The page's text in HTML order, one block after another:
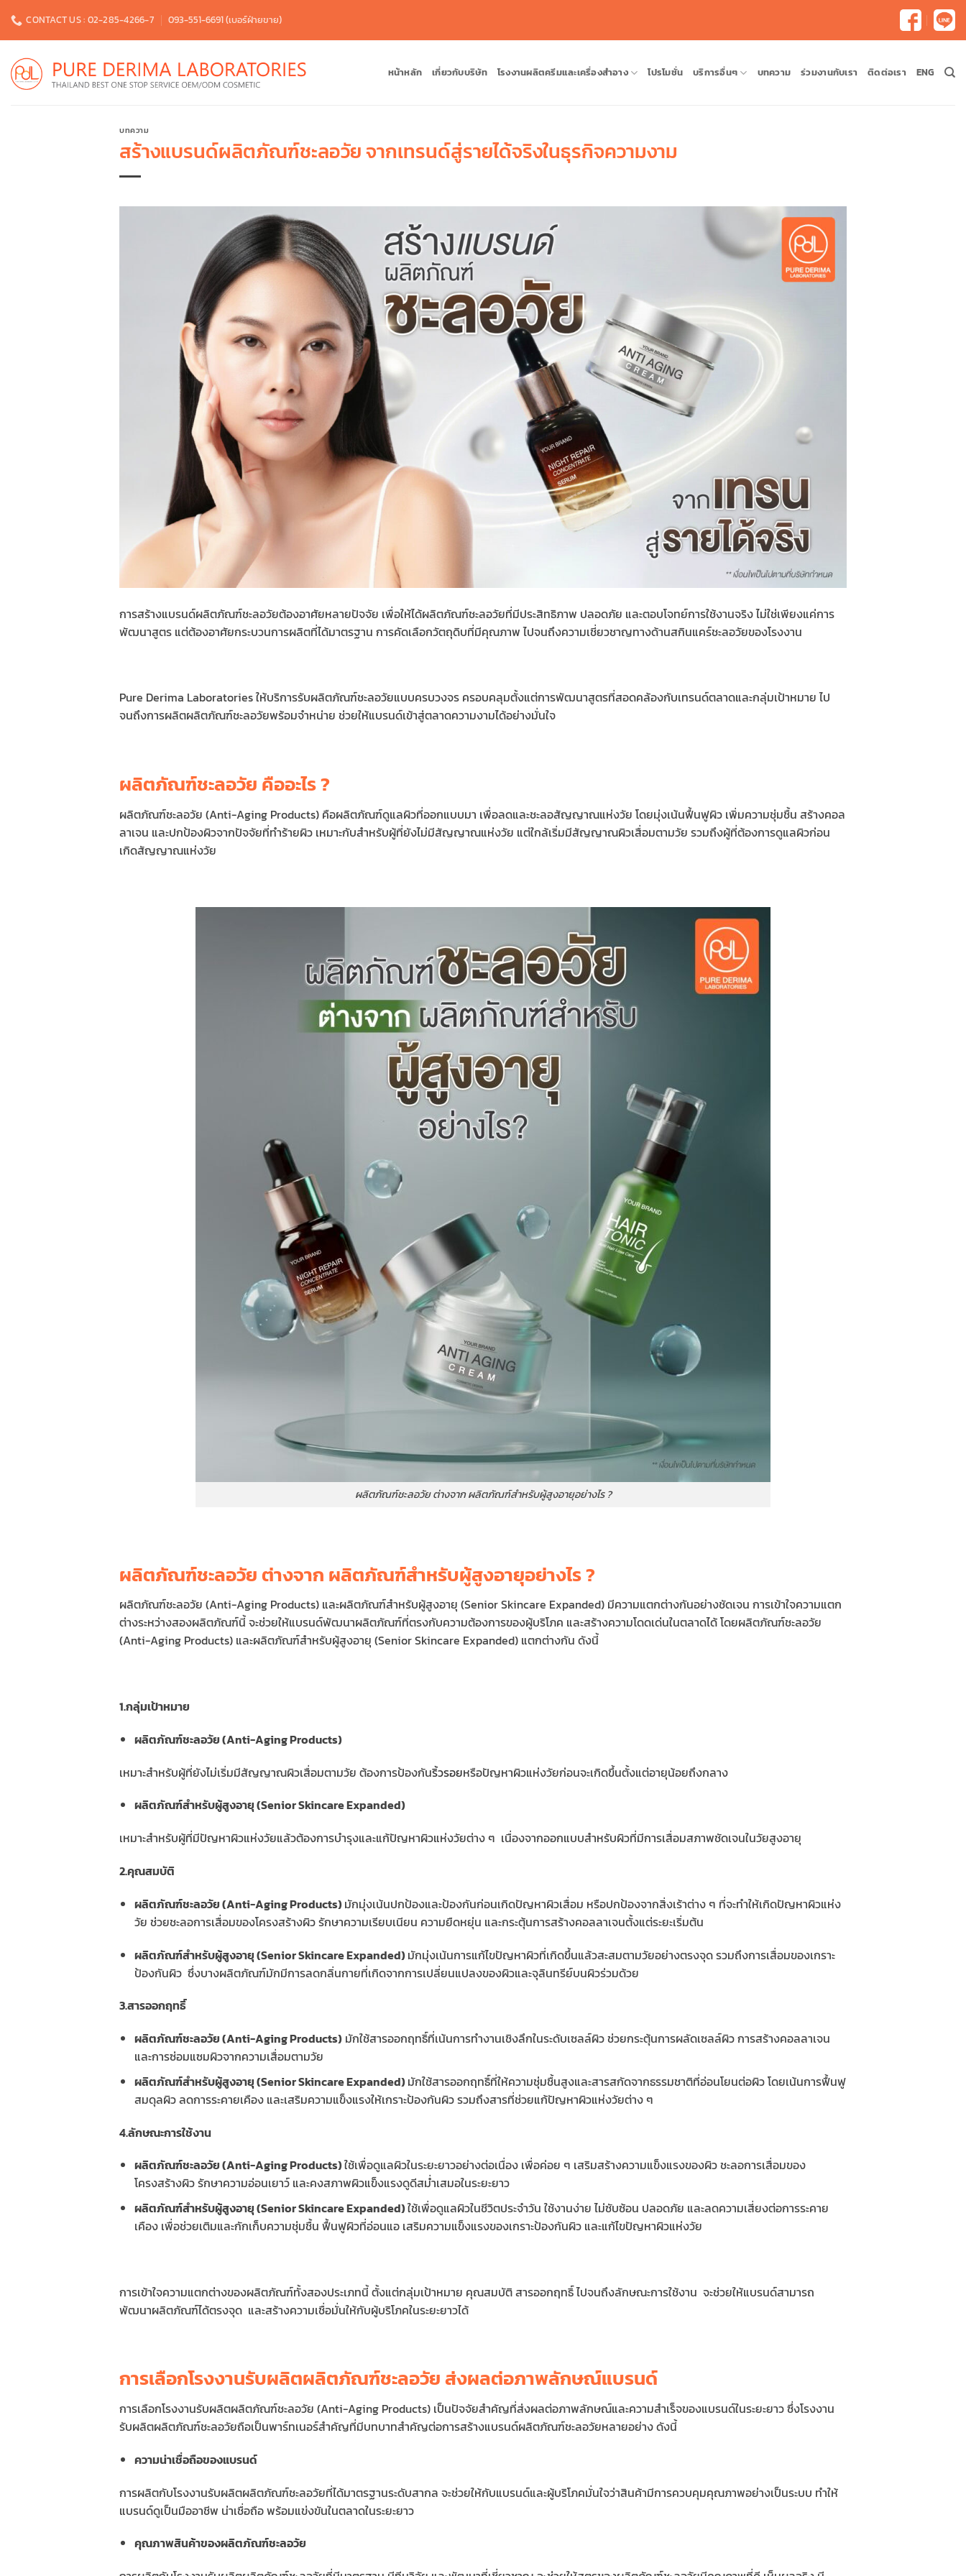
content
CONTACT US : 02-285-4266-7 093-551-6691 (เบอร์ฝ่ายขาย)
หน้าหลัก เกี่ยวกับบริษัท โรงงานผลิตครีมและเครื่องสำอาง โปรโมชั่น บริการอื่นๆ บทความ ร่วมงานกับเรา ติดต่อเรา ENG
บทความ
สร้างแบรนด์ผลิตภัณฑ์ชะลอวัย จากเทรนด์สู่รายได้จริงในธุรกิจความงาม
การสร้างแบรนด์ผลิตภัณฑ์ชะลอวัยต้องอาศัยหลายปัจจัย เพื่อให้ได้ผลิตภัณฑ์ชะลอวัยที่มีประสิทธิภาพ ปลอดภัย และตอบโจทย์การใช้งานจริง ไม่ใช่เพียงแค่การ
พัฒนาสูตร แต่ต้องอาศัยกระบวนการผลิตที่ได้มาตรฐาน การคัดเลือกวัตถุดิบที่มีคุณภาพ ไปจนถึงความเชี่ยวชาญทางด้านสกินแคร์ชะลอวัยของโรงงาน
Pure Derima Laboratories ให้บริการรับผลิตภัณฑ์ชะลอวัยแบบครบวงจร ครอบคลุมตั้งแต่การพัฒนาสูตรที่สอดคล้องกับเทรนด์ตลาดและกลุ่มเป้าหมาย ไป
จนถึงการผลิตผลิตภัณฑ์ชะลอวัยพร้อมจำหน่าย ช่วยให้แบรนด์เข้าสู่ตลาดความงามได้อย่างมั่นใจ
ผลิตภัณฑ์ชะลอวัย คืออะไร ?
ผลิตภัณฑ์ชะลอวัย (Anti-Aging Products) คือผลิตภัณฑ์ดูแลผิวที่ออกแบบมา เพื่อลดและชะลอสัญญาณแห่งวัย โดยมุ่งเน้นฟื้นฟูผิว เพิ่มความชุ่มชื้น สร้างคอล
ลาเจน และปกป้องผิวจากปัจจัยที่ทำร้ายผิว เหมาะกับสำหรับผู้ที่ยังไม่มีสัญญาณแห่งวัย แต่ใกล้เริ่มมีสัญญาณผิวเสื่อมตามวัย รวมถึงผู้ที่ต้องการดูแลผิวก่อน
เกิดสัญญาณแห่งวัย
ผลิตภัณฑ์ชะลอวัย ต่างจาก ผลิตภัณฑ์สำหรับผู้สูงอายุอย่างไร ?
ผลิตภัณฑ์ชะลอวัย ต่างจาก ผลิตภัณฑ์สำหรับผู้สูงอายุอย่างไร ?
ผลิตภัณฑ์ชะลอวัย (Anti-Aging Products) และผลิตภัณฑ์สำหรับผู้สูงอายุ (Senior Skincare Expanded) มีความแตกต่างกันอย่างชัดเจน การเข้าใจความแตก
ต่างระหว่างสองผลิตภัณฑ์นี้ จะช่วยให้แบรนด์พัฒนาผลิตภัณฑ์ที่ตรงกับความต้องการของผู้บริโภค และสร้างความโดดเด่นในตลาดได้ โดยผลิตภัณฑ์ชะลอวัย
(Anti-Aging Products) และผลิตภัณฑ์สำหรับผู้สูงอายุ (Senior Skincare Expanded) แตกต่างกัน ดังนี้
1.กลุ่มเป้าหมาย
ผลิตภัณฑ์ชะลอวัย (Anti-Aging Products)
เหมาะสำหรับผู้ที่ยังไม่เริ่มมีสัญญาณผิวเสื่อมตามวัย ต้องการป้องกันริ้วรอยหรือปัญหาผิวแห่งวัยก่อนจะเกิดขึ้นตั้งแต่อายุน้อยถึงกลาง
ผลิตภัณฑ์สำหรับผู้สูงอายุ (Senior Skincare Expanded)
เหมาะสำหรับผู้ที่มีปัญหาผิวแห่งวัยแล้วต้องการบำรุงและแก้ปัญหาผิวแห่งวัยต่าง ๆ เนื่องจากออกแบบสำหรับผิวที่มีการเสื่อมสภาพชัดเจนในวัยสูงอายุ
2.คุณสมบัติ
ผลิตภัณฑ์ชะลอวัย (Anti-Aging Products)มักมุ่งเน้นปกป้องและป้องกันก่อนเกิดปัญหาผิวเสื่อม หรือปกป้องจากสิ่งเร้าต่าง ๆ ที่จะทำให้เกิดปัญหาผิวแห่ง
วัย ช่วยชะลอการเสื่อมของโครงสร้างผิว รักษาความเรียบเนียน ความยืดหยุ่น และกระตุ้นการสร้างคอลลาเจนตั้งแต่ระยะเริ่มต้น
ผลิตภัณฑ์สำหรับผู้สูงอายุ (Senior Skincare Expanded)มักมุ่งเน้นการแก้ไขปัญหาผิวที่เกิดขึ้นแล้วสะสมตามวัยอย่างตรงจุด รวมถึงการเสื่อมของเกราะ
ป้องกันผิว ซึ่งบางผลิตภัณฑ์มักมีการลดกลิ่นกายที่เกิดจากการเปลี่ยนแปลงของผิวและจุลินทรีย์บนผิวร่วมด้วย
3.สารออกฤทธิ์
ผลิตภัณฑ์ชะลอวัย (Anti-Aging Products)มักใช้สารออกฤทธิ์ที่เน้นการทำงานเชิงลึกในระดับเซลล์ผิว ช่วยกระตุ้นการผลัดเซลล์ผิว การสร้างคอลลาเจน
และการซ่อมแซมผิวจากความเสื่อมตามวัย
ผลิตภัณฑ์สำหรับผู้สูงอายุ (Senior Skincare Expanded)มักใช้สารออกฤทธิ์ที่ให้ความชุ่มชื้นสูงและสารสกัดจากธรรมชาติที่อ่อนโยนต่อผิว โดยเน้นการฟื้นฟู
สมดุลผิว ลดการระคายเคือง และเสริมความแข็งแรงให้เกราะป้องกันผิว รวมถึงสารที่ช่วยแก้ปัญหาผิวแห่งวัยต่าง ๆ
4.ลักษณะการใช้งาน
ผลิตภัณฑ์ชะลอวัย (Anti-Aging Products)ใช้เพื่อดูแลผิวในระยะยาวอย่างต่อเนื่อง เพื่อค่อย ๆ เสริมสร้างความแข็งแรงของผิว ชะลอการเสื่อมของ
โครงสร้างผิว รักษาความอ่อนเยาว์ และคงสภาพผิวแข็งแรงดูดีสม่ำเสมอในระยะยาว
ผลิตภัณฑ์สำหรับผู้สูงอายุ (Senior Skincare Expanded)ใช้เพื่อดูแลผิวในชีวิตประจำวัน ใช้งานง่าย ไม่ซับซ้อน ปลอดภัย และลดความเสี่ยงต่อการระคาย
เคือง เพื่อช่วยเติมและกักเก็บความชุ่มชื้น ฟื้นฟูผิวที่อ่อนแอ เสริมความแข็งแรงของเกราะป้องกันผิว และแก้ไขปัญหาผิวแห่งวัย
การเข้าใจความแตกต่างของผลิตภัณฑ์ทั้งสองประเภทนี้ ตั้งแต่กลุ่มเป้าหมาย คุณสมบัติ สารออกฤทธิ์ ไปจนถึงลักษณะการใช้งาน จะช่วยให้แบรนด์สามารถ
พัฒนาผลิตภัณฑ์ได้ตรงจุด และสร้างความเชื่อมั่นให้กับผู้บริโภคในระยะยาวได้
การเลือกโรงงานรับผลิตผลิตภัณฑ์ชะลอวัย ส่งผลต่อภาพลักษณ์แบรนด์
การเลือกโรงงานรับผลิตผลิตภัณฑ์ชะลอวัย (Anti-Aging Products) เป็นปัจจัยสำคัญที่ส่งผลต่อภาพลักษณ์และความสำเร็จของแบรนด์ในระยะยาว ซึ่งโรงงาน
รับผลิตผลิตภัณฑ์ชะลอวัยถือเป็นพาร์ทเนอร์สำคัญที่มีบทบาทสำคัญต่อการสร้างแบรนด์ผลิตภัณฑ์ชะลอวัยหลายอย่าง ดังนี้
ความน่าเชื่อถือของแบรนด์
การผลิตกับโรงงานรับผลิตผลิตภัณฑ์ชะลอวัยที่ได้มาตรฐานระดับสากล จะช่วยให้กับแบรนด์และผู้บริโภคมั่นใจว่าสินค้ามีการควบคุมคุณภาพอย่างเป็นระบบ ทำให้
แบรนด์ดูเป็นมืออาชีพ น่าเชื่อถือ พร้อมแข่งขันในตลาดในระยะยาว
คุณภาพสินค้าของผลิตภัณฑ์ชะลอวัย